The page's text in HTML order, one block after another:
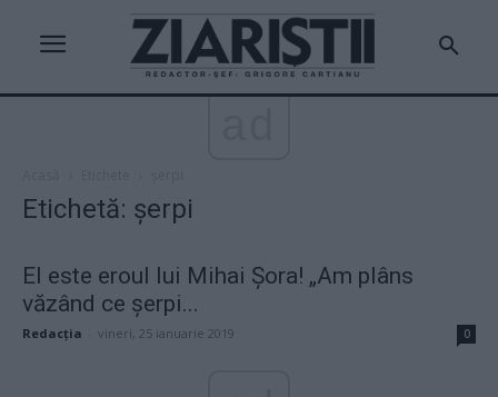
Etichetă: şerpi
El este eroul lui Mihai Şora! „Am plâns
văzând ce şerpi...
Redacţia vineri, 25 ianuarie 2019 0